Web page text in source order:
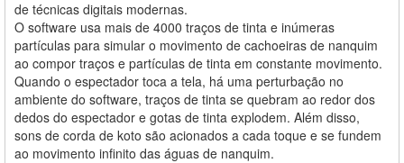
de técnicas digitais modernas.
O software usa mais de 4000 traços de tinta e inúmeras
partículas para simular o movimento de cachoeiras de nanquim
ao compor traços e partículas de tinta em constante movimento.
Quando o espectador toca a tela, há uma perturbação no
ambiente do software, traços de tinta se quebram ao redor dos
dedos do espectador e gotas de tinta explodem. Além disso,
sons de corda de koto são acionados a cada toque e se fundem
ao movimento infinito das águas de nanquim.